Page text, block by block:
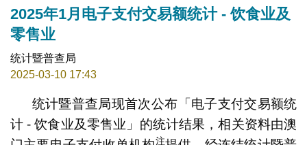
2025年1月电子支付交易额统计 - 饮食业及
零售业
统计暨普查局
2025-03-10 17:43
统计暨普查局现首次公布「电子支付交易额统
计 - 饮食业及零售业」的统计结果，相关资料由澳
注